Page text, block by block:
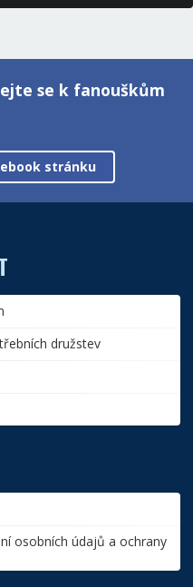
se k fanouškům
stránku
družstev
osobních údajů a ochrany